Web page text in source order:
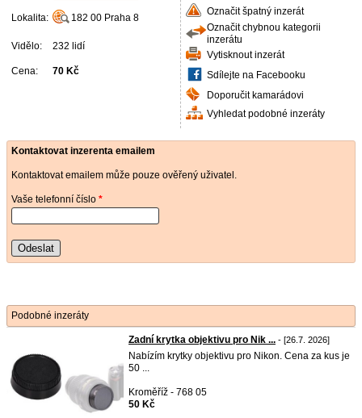
Lokalita: 182 00 Praha 8
Vidělo: 232 lidí
Cena: 70 Kč
Označit špatný inzerát
Označit chybnou kategorii
inzerátu
Vytisknout inzerát
Sdílejte na Facebooku
Doporučit kamarádovi
Vyhledat podobné inzeráty
Kontaktovat inzerenta emailem
Kontaktovat emailem může pouze ověřený uživatel.
Vaše telefonní číslo *
Odeslat
Podobné inzeráty
Zadní krytka objektivu pro Nik ... - [26.7. 2026]
Nabízím krytky objektivu pro Nikon. Cena za kus je
50 ...
Kroměříž - 768 05
50 Kč